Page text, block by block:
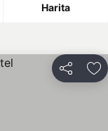
Harita
Paylaş